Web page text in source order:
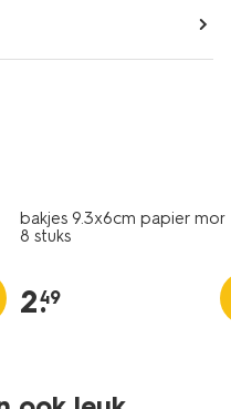
bakjes 9.3x6cm papier
8 stuks
2.
49